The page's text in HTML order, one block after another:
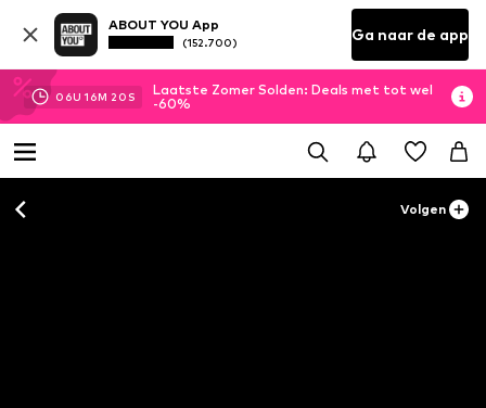
ABOUT YOU App
(152.700) Ga naar de app
06U 16M 19 S
Laatste Zomer Solden: Deals met tot wel
-60%
Volgen